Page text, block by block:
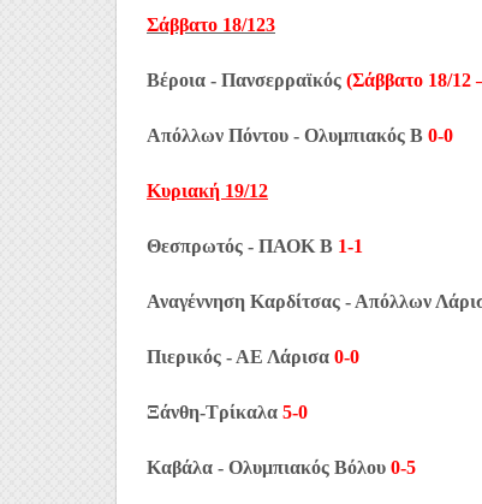
Σάββατο 18/123
Βέροια - Πανσερραϊκός (Σάββατο 18/12
Απόλλων Πόντου - Ολυμπιακός Β 0-0
Κυριακή 19/12
Θεσπρωτός - ΠΑΟΚ Β 1-1
Αναγέννηση Καρδίτσας - Απόλλων
Πιερικός - ΑΕ Λάρισα 0-0
Ξάνθη-Τρίκαλα 5-0
Καβάλα - Ολυμπιακός Βόλου 0-5